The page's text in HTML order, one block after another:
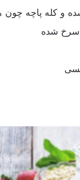
و کله پاچه چون
سرخ شده